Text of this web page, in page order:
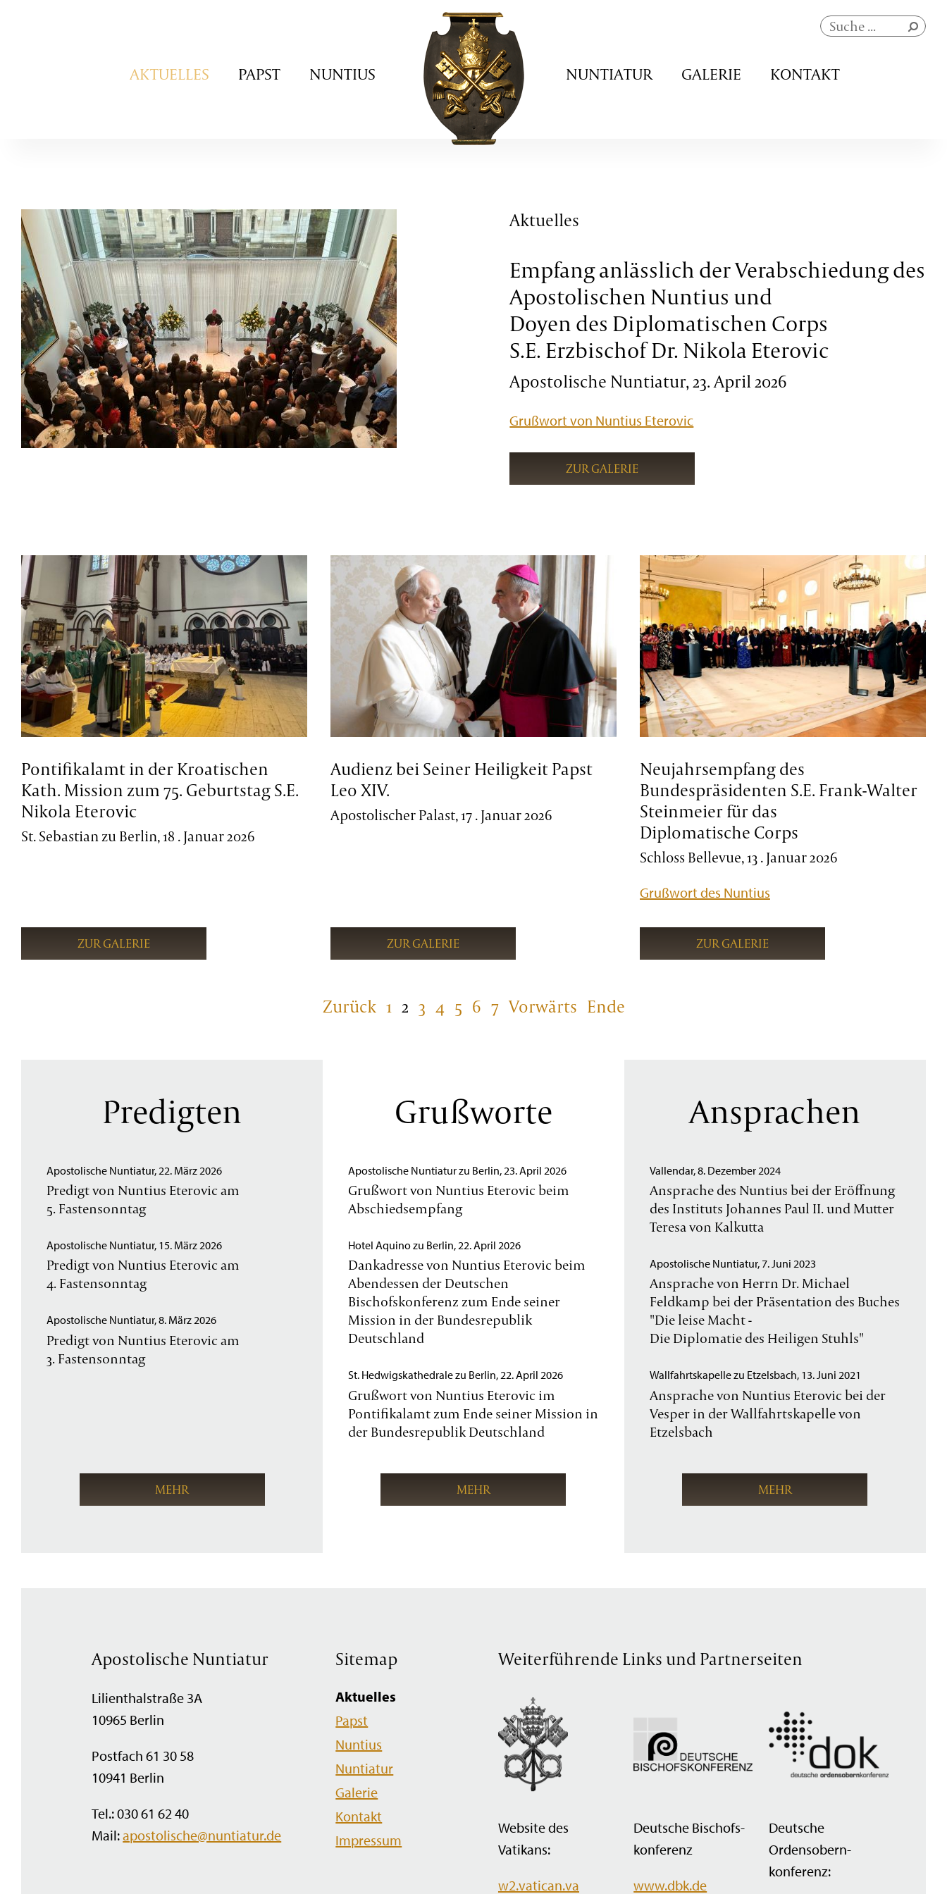
Navigation
überspringen
AKTUELLES PAPST NUNTIUS
Navigation
überspringen
NUNTIATUR GALERIE KONTAKT
Aktuelles
Empfang anlässlich der Verabschiedung des
Apostolischen Nuntius und
Doyen des Diplomatischen Corps
S.E. Erzbischof Dr. Nikola Eterovic
Apostolische Nuntiatur, 23. April 2026
Grußwort von Nuntius Eterovic
ZUR GALERIE
Pontifikalamt in der Kroatischen
Kath. Mission zum 75. Geburtstag S.E.
Nikola Eterovic
St. Sebastian zu Berlin, 18 . Januar 2026
ZUR GALERIE
Audienz bei Seiner Heiligkeit Papst
Leo XIV.
Apostolischer Palast, 17 . Januar 2026
ZUR GALERIE
Neujahrsempfang des
Bundespräsidenten S.E. Frank-Walter
Steinmeier für das
Diplomatische Corps
Schloss Bellevue, 13 . Januar 2026
Grußwort des Nuntius
ZUR GALERIE
Zurück 1 2 3 4 5 6 7 Vorwärts Ende
Predigten
Apostolische Nuntiatur, 22. März 2026
Predigt von Nuntius Eterovic am
5. Fastensonntag
Apostolische Nuntiatur, 15. März 2026
Predigt von Nuntius Eterovic am
4. Fastensonntag
Apostolische Nuntiatur, 8. März 2026
Predigt von Nuntius Eterovic am
3. Fastensonntag
MEHR
Grußworte
Apostolische Nuntiatur zu Berlin, 23. April 2026
Grußwort von Nuntius Eterovic beim
Abschiedsempfang
Hotel Aquino zu Berlin, 22. April 2026
Dankadresse von Nuntius Eterovic beim
Abendessen der Deutschen
Bischofskonferenz zum Ende seiner
Mission in der Bundesrepublik
Deutschland
St. Hedwigskathedrale zu Berlin, 22. April 2026
Grußwort von Nuntius Eterovic im
Pontifikalamt zum Ende seiner Mission in
der Bundesrepublik Deutschland
MEHR
Ansprachen
Vallendar, 8. Dezember 2024
Ansprache des Nuntius bei der Eröffnung
des Instituts Johannes Paul II. und Mutter
Teresa von Kalkutta
Apostolische Nuntiatur, 7. Juni 2023
Ansprache von Herrn Dr. Michael
Feldkamp bei der Präsentation des Buches
"Die leise Macht -
Die Diplomatie des Heiligen Stuhls"
Wallfahrtskapelle zu Etzelsbach, 13. Juni 2021
Ansprache von Nuntius Eterovic bei der
Vesper in der Wallfahrtskapelle von
Etzelsbach
MEHR
Apostolische Nuntiatur
Lilienthalstraße 3A
10965 Berlin
Postfach 61 30 58
10941 Berlin
Tel.: 030 61 62 40
Mail:apostolische@nuntiatur.de
Sitemap
Navigation
überspringen
Aktuelles
Papst
Nuntius
Nuntiatur
Galerie
Kontakt
Impressum
Weiterführende Links und Partnerseiten
Website des
Vatikans:
w2.vatican.va
Deutsche Bischofs­
konferenz
www.dbk.de
Deutsche
Ordensobern­
konferenz: